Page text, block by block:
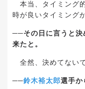
本当、タイミング
時が良いタイミング
──その日に言うと
来たと。
全然、決めてないで
──鈴木裕太郎選手か